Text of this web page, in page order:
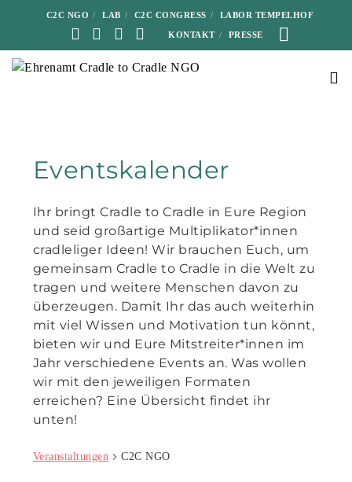
C2C NGO LAB C2C CONGRESS LABOR TEMPELHOF
KONTAKT PRESSE
Eventskalender
Ihr bringt Cradle to Cradle in Eure Region
und seid großartige Multiplikator*innen
cradleliger Ideen! Wir brauchen Euch, um
gemeinsam Cradle to Cradle in die Welt zu
tragen und weitere Menschen davon zu
überzeugen. Damit Ihr das auch weiterhin
mit viel Wissen und Motivation tun könnt,
bieten wir und Eure Mitstreiter*innen im
Jahr verschiedene Events an. Was wollen
wir mit den jeweiligen Formaten
erreichen? Eine Übersicht findet ihr
unten!
Veranstaltungen C2C NGO